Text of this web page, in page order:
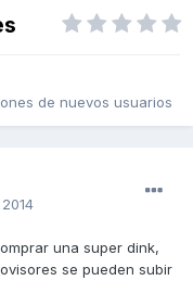
de nuevos usuarios
una super dink,
se pueden subir